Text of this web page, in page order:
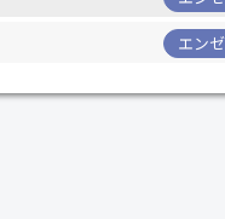
エン